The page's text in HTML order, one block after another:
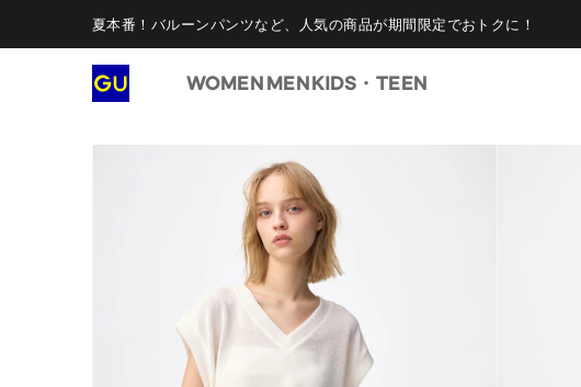
夏本番！バルーンパンツなど、人気の商品が期間限定でおトクに！
WOMEN MENKIDS・TEEN